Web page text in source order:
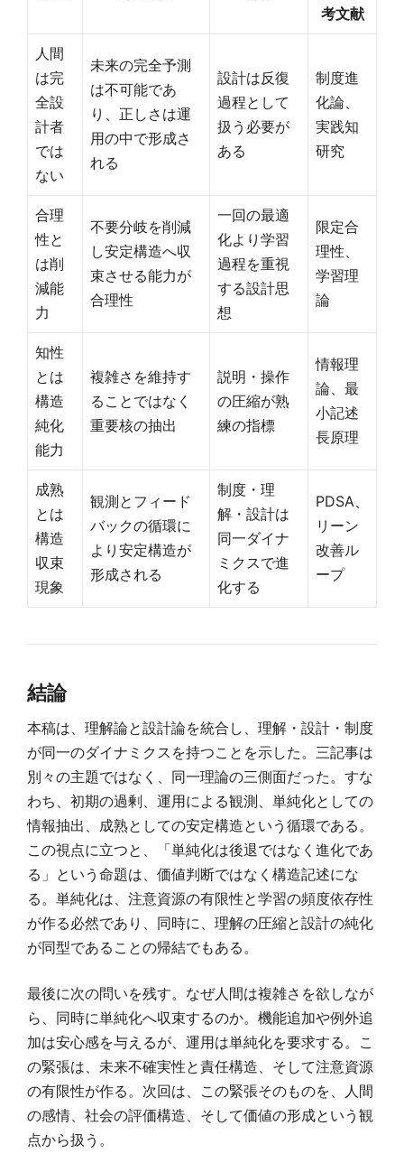
考文献
人間
は完
全設
計者
では
ない
未来の完全予測
は不可能であ
り、正しさは運
用の中で形成さ
れる
設計は反復
過程として
扱う必要が
ある
制度進
化論、
実践知
研究
合理
性と
は削
減能
力
不要分岐を削減
し安定構造へ収
束させる能力が
合理性
一回の最適
化より学習
過程を重視
する設計思
想
限定合
理性、
学習理
論
知性
とは
構造
純化
能力
複雑さを維持す
ることではなく
重要核の抽出
説明・操作
の圧縮が熟
練の指標
情報理
論、最
小記述
長原理
成熟
とは
構造
収束
現象
観測とフィード
バックの循環に
より安定構造が
形成される
制度・理
解・設計は
同一ダイナ
ミクスで進
化する
PDSA、
リーン
改善ル
ープ
結論
本稿は、理解論と設計論を統合し、理解・設計・制度
が同一のダイナミクスを持つことを示した。三記事は
別々の主題ではなく、同一理論の三側面だった。すな
わち、初期の過剰、運用による観測、単純化としての
情報抽出、成熟としての安定構造という循環である。
この視点に立つと、「単純化は後退ではなく進化であ
る」という命題は、価値判断ではなく構造記述にな
る。単純化は、注意資源の有限性と学習の頻度依存性
が作る必然であり、同時に、理解の圧縮と設計の純化
が同型であることの帰結でもある。
最後に次の問いを残す。なぜ人間は複雑さを欲しなが
ら、同時に単純化へ収束するのか。機能追加や例外追
加は安心感を与えるが、運用は単純化を要求する。こ
の緊張は、未来不確実性と責任構造、そして注意資源
の有限性が作る。次回は、この緊張そのものを、人間
の感情、社会の評価構造、そして価値の形成という観
点から扱う。